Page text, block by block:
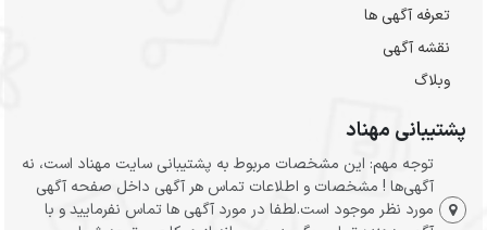
تعرفه آگهی ها
نقشه آگهی
وبلاگ
پشتیبانی مهناد
توجه مهم: این مشخصات مربوط به پشتیبانی سایت مهناد است، نه
آگهی‌ها ! مشخصات و اطلاعات تماس هر آگهی داخل صفحه آگهی
مورد نظر موجود است.لطفا در مورد آگهی ها تماس نفرمایید و با